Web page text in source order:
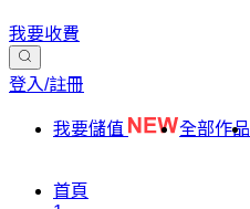
我要收費
登入/註冊
我要儲值 全部作品
首頁